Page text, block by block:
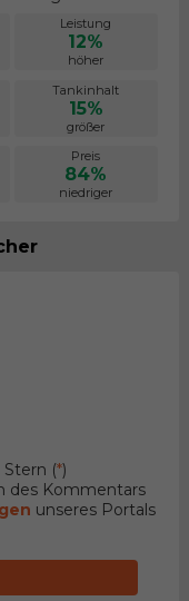
Leistung
12%
höher
Tankinhalt
15%
größer
Preis
84%
niedriger
(*)
des Kommentars
unseres Portals